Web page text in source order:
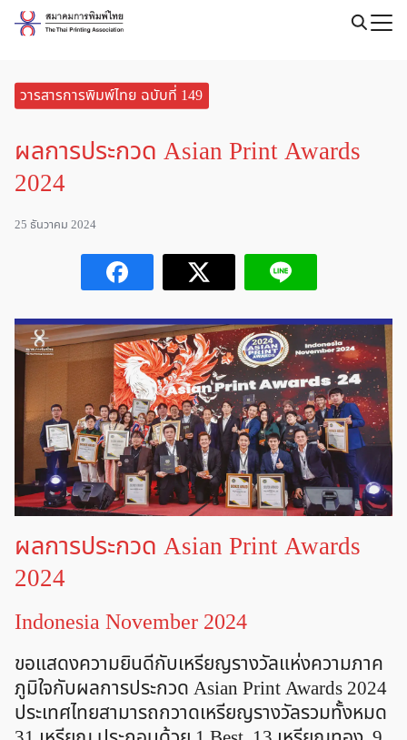
Skip
วารสารการพิมพ์ไทย ฉบับที่ 149
ผลการประกวด Asian Print Awards
2024
25 ธันวาคม 2024
ผลการประกวด Asian Print Awards
2024
Indonesia November 2024
ขอแสดงความยินดีกับเหรียญรางวัลแห่งความภาค
ภูมิใจกับผลการประกวด Asian Print Awards 2024
ประเทศไทยสามารถกวาดเหรียญรางวัลรวมทั้งหมด